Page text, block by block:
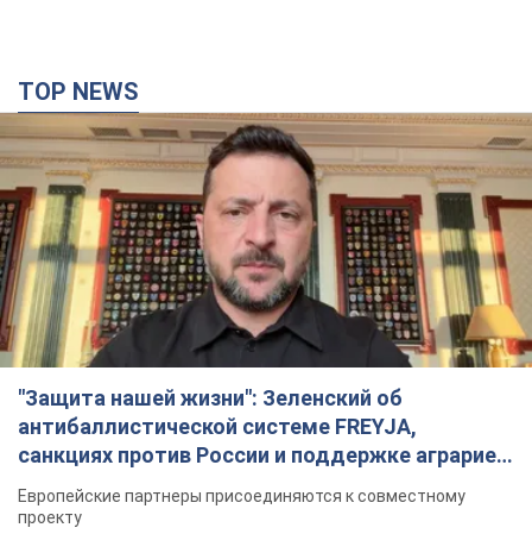
TOP NEWS
"Защита нашей жизни": Зеленский об
антибаллистической системе FREYJA,
санкциях против России и поддержке аграриев.
Видео
Европейские партнеры присоединяются к совместному
проекту